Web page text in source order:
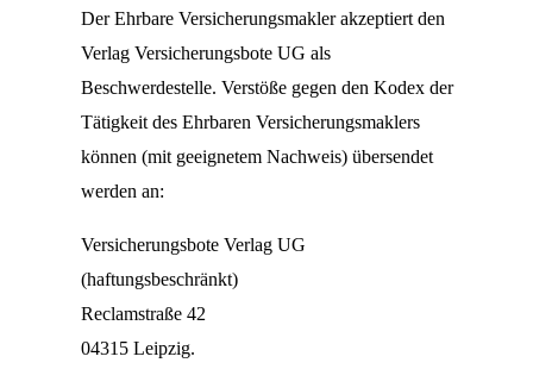
Der Ehrbare Versicherungsmakler akzeptiert den
Verlag Versicherungsbote UG als
Beschwerdestelle. Verstöße gegen den Kodex der
Tätigkeit des Ehrbaren Versicherungsmaklers
können (mit geeignetem Nachweis) übersendet
werden an:
Versicherungsbote Verlag UG
(haftungsbeschränkt)
Reclamstraße 42
04315 Leipzig.